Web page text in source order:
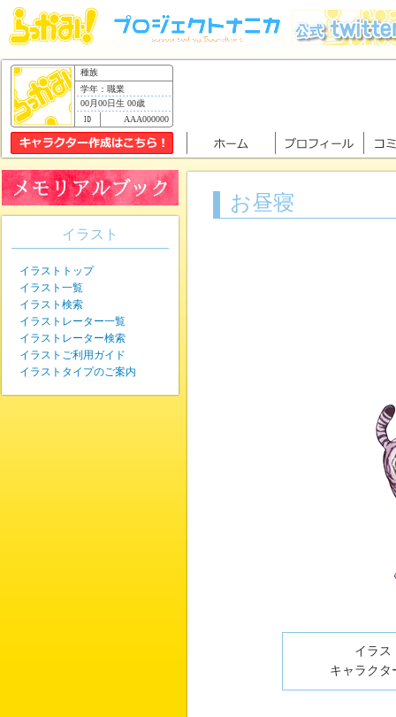
種族
学年：職業
00月00日生 00歳
AAA000000
お昼寝
イラス
キャラクタ
イラスト
イラストトップ
イラスト一覧
イラスト検索
イラストレーター一覧
イラストレーター検索
イラストご利用ガイド
イラストタイプのご案内